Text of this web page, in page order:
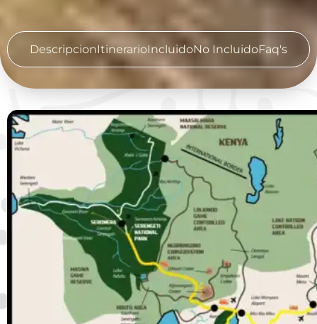
DescripcionItinerarioIncluidoNo IncluidoFaq's